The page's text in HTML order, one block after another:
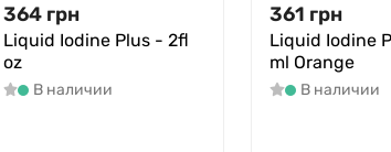
364 грн
Liquid Iodine Plus - 2fl
oz
В наличии
361 грн
Liquid Iodine
ml Orange
В наличии